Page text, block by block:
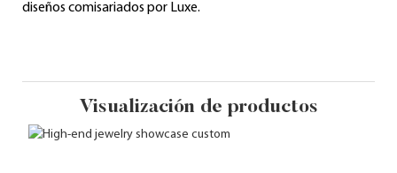
diseños comisariados por Luxe.
Visualización de productos